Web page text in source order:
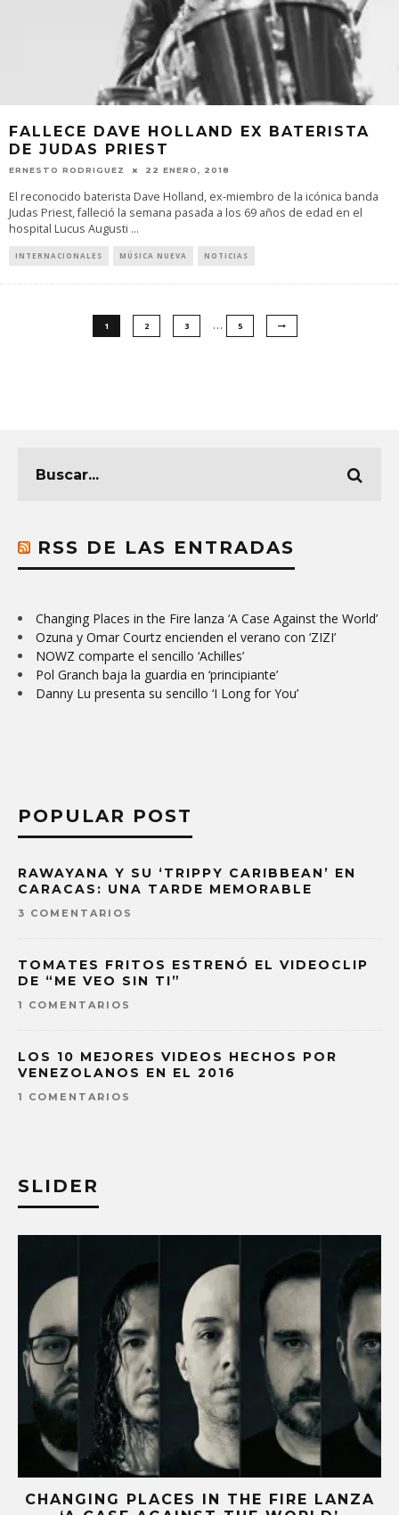
FALLECE DAVE HOLLAND EX BATERISTA
DE JUDAS PRIEST
ERNESTO RODRIGUEZ 22 ENERO, 2018
El reconocido baterista Dave Holland, ex-miembro de la icónica banda
Judas Priest, falleció la semana pasada a los 69 años de edad en el
hospital Lucus Augusti ...
INTERNACIONALES MÚSICA NUEVA NOTICIAS
1 2 3 … 5
RSS DE LAS ENTRADAS
Changing Places in the Fire lanza ‘A Case Against the World’
Ozuna y Omar Courtz encienden el verano con ‘ZIZI’
NOWZ comparte el sencillo ‘Achilles’
Pol Granch baja la guardia en ‘principiante’
Danny Lu presenta su sencillo ‘I Long for You’
POPULAR POST
RAWAYANA Y SU ‘TRIPPY CARIBBEAN’ EN
CARACAS: UNA TARDE MEMORABLE
3 COMENTARIOS
TOMATES FRITOS ESTRENÓ EL VIDEOCLIP
DE “ME VEO SIN TI”
1 COMENTARIOS
LOS 10 MEJORES VIDEOS HECHOS POR
VENEZOLANOS EN EL 2016
1 COMENTARIOS
SLIDER
CHANGING PLACES IN THE FIRE LANZA